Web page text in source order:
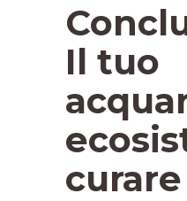
Il tuo
curare